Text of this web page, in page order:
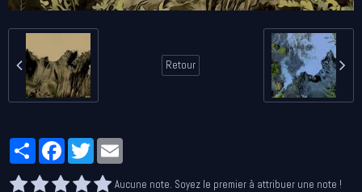
Retour
PartagerFacebookTwitter
Aucune note. Soyez le premier à attribuer une note !